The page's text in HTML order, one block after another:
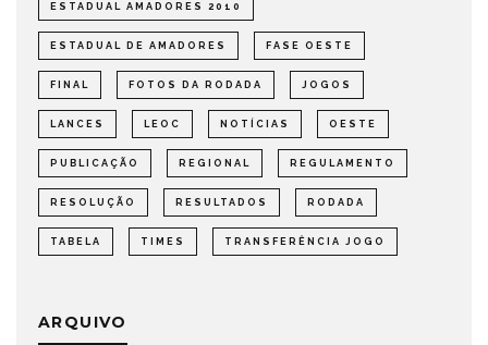
ESTADUAL AMADORES 2010
ESTADUAL DE AMADORES FASE OESTE
FINAL FOTOS DA RODADA JOGOS
LANCES LEOC NOTÍCIAS OESTE
PUBLICAÇÃO REGIONAL REGULAMENTO
RESOLUÇÃO RESULTADOS RODADA
TABELA TIMES TRANSFERÊNCIA JOGO
ARQUIVO